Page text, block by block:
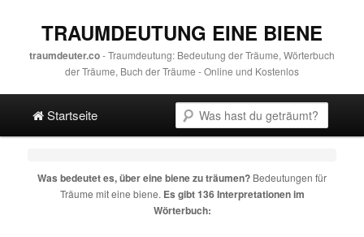
TRAUMDEUTUNG EINE BIENE
traumdeuter.co- Traumdeutung: Bedeutung der Träume, Wörterbuch
der Träume, Buch der Träume - Online und Kostenlos
Direkt zum Hauptinhalt
Spring zur sekundären Inhalt
Startseite
Was bedeutet es, übereine bienezu träumen? Bedeutungen für
Träume miteine biene. Es gibt 136 Interpretationen im
Wörterbuch: